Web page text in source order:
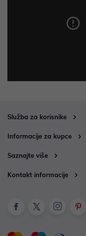
Služba za korisnike
Informacije za kupce
Saznajte više
Kontakt informacije